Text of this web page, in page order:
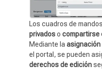
Los cuadros de
privadoso compartirse
Mediante la asignación
el portal, se pueden
derechos de edición